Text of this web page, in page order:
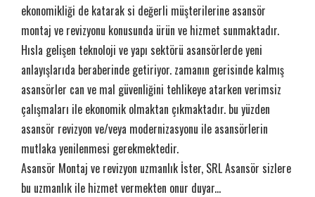
ekonomikliği de katarak si değerli müşterilerine asansör
montaj ve revizyonu konusunda ürün ve hizmet sunmaktadır.
Hısla gelişen teknoloji ve yapı sektörü asansörlerde yeni
anlayışlarıda beraberinde getiriyor. zamanın gerisinde kalmış
asansörler can ve mal güvenliğini tehlikeye atarken verimsiz
çalışmaları ile ekonomik olmaktan çıkmaktadır. bu yüzden
asansör revizyon ve/veya modernizasyonu ile asansörlerin
mutlaka yenilenmesi gerekmektedir.
Asansör Montaj ve revizyon uzmanlık İster, SRL Asansör sizlere
bu uzmanlık ile hizmet vermekten onur duyar...